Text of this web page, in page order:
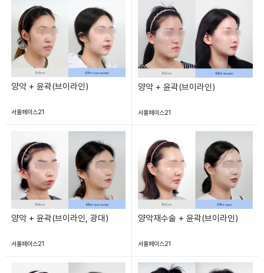
양악 + 윤곽(브이라인)
서울페이스21
양악 + 윤곽(브이라인)
서울페이스21
양악 + 윤곽(브이라인, 광대)
서울페이스21
양악재수술 + 윤곽(브이라인)
서울페이스21